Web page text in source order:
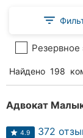
Найдено 198
Адвокат
4.9 372